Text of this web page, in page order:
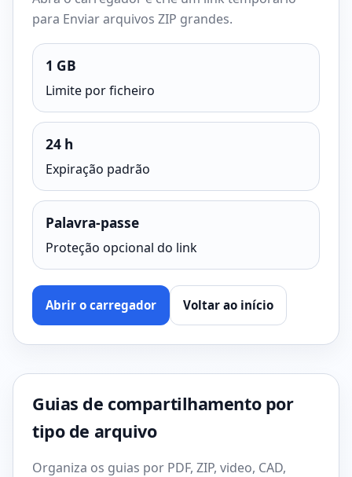
para Enviar arquivos ZIP grandes.
1 GB
Limite por ficheiro
24 h
Expiração padrão
Palavra-passe
Proteção opcional do link
Abrir o carregador Voltar ao início
Guias de compartilhamento por
tipo de arquivo
Organiza os guias por PDF, ZIP, video, CAD,